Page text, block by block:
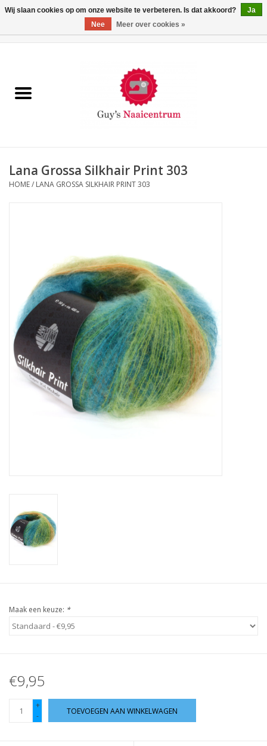
Machines
Opbergsystemen
Hobby/Knutselen
Stoffen
Breien en haken
Handwerk
Cadeaubonnen
Lana Grossa Silkhair Print 303
HOME/ LANA GROSSA SILKHAIR PRINT 303
Maak een keuze: *
€9,95
+
-
TOEVOEGEN AAN WINKELWAGEN
Wij slaan cookies op om onze website te verbeteren. Is dat akkoord?
Ja
Nee
Meer over cookies »